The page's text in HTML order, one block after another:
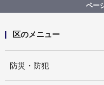
07.いっずんカレー
ペー
区のメニュー
防災・防犯